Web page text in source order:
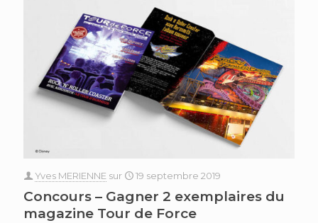
Yves MERIENNE sur 19 septembre 2019
Concours – Gagner 2 exemplaires du
magazine Tour de Force